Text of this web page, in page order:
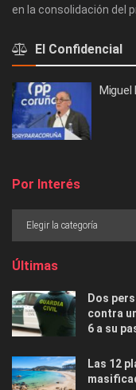
en la consolidación del
El Confidencial
Por Interés
Últimas
Dos
contra
6 a su
Las 12